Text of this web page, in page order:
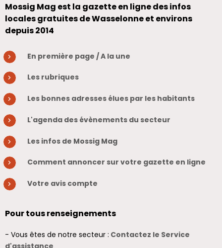
Mossig Mag est la gazette en ligne des infos
locales gratuites de Wasselonne et environs
depuis 2014
En première page / A la une
Les rubriques
Les bonnes adresses élues par les habitants
L'agenda des évènements du secteur
Les infos de Mossig Mag
Comment annoncer sur votre gazette en ligne
Votre avis compte
Pour tous renseignements
- Vous êtes de notre secteur : Contactez le Service
d'assistance